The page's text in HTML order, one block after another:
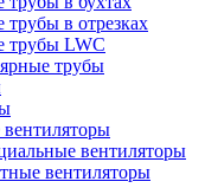
в отрезках
трубы LWC
трубы
вентиляторы
вентиляторы